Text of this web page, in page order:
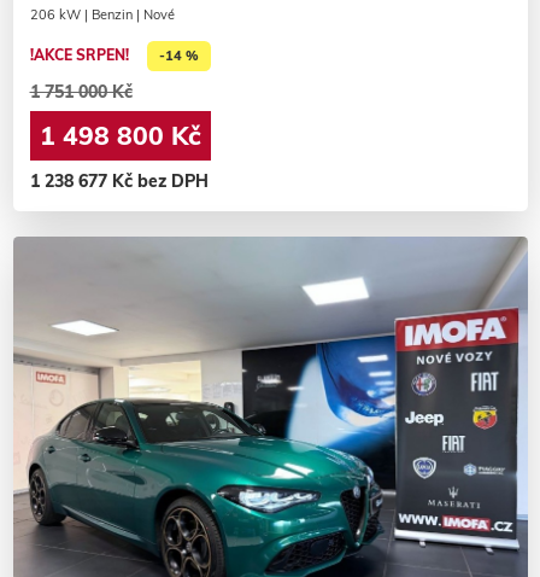
206 kW | Benzin | Nové
!AKCE SRPEN! -14 %
1 751 000 Kč
1 498 800 Kč
1 238 677 Kč bez DPH